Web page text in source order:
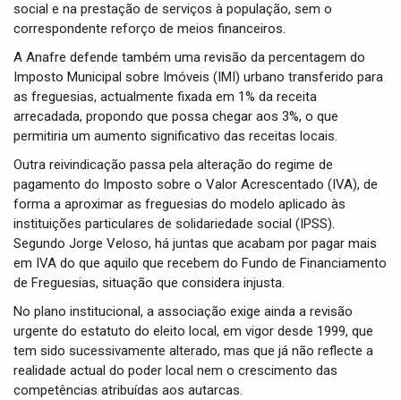
social e na prestação de serviços à população, sem o
correspondente reforço de meios financeiros.
A Anafre defende também uma revisão da percentagem do
Imposto Municipal sobre Imóveis (IMI) urbano transferido para
as freguesias, actualmente fixada em 1% da receita
arrecadada, propondo que possa chegar aos 3%, o que
permitiria um aumento significativo das receitas locais.
Outra reivindicação passa pela alteração do regime de
pagamento do Imposto sobre o Valor Acrescentado (IVA), de
forma a aproximar as freguesias do modelo aplicado às
instituições particulares de solidariedade social (IPSS).
Segundo Jorge Veloso, há juntas que acabam por pagar mais
em IVA do que aquilo que recebem do Fundo de Financiamento
de Freguesias, situação que considera injusta.
No plano institucional, a associação exige ainda a revisão
urgente do estatuto do eleito local, em vigor desde 1999, que
tem sido sucessivamente alterado, mas que já não reflecte a
realidade actual do poder local nem o crescimento das
competências atribuídas aos autarcas.